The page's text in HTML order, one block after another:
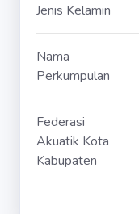
Jenis Kelamin
Nama
Perkumpulan
Federasi
Akuatik Kota
Kabupaten